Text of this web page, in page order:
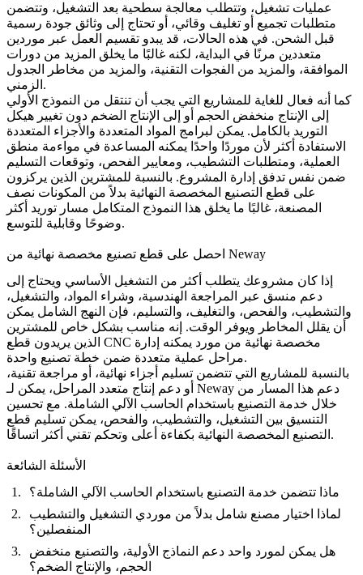
عمليات تشغيل، وتتطلب معالجة سطحية بعد التشغيل، وتتضمن
متطلبات تجميع أو تغليف وقائي، أو تحتاج إلى وثائق جودة رسمية
قبل الشحن. في هذه الحالات، قد يبدو تقسيم العمل عبر موردين
متعددين مرنًا في البداية، لكنه غالبًا ما يخلق المزيد من دورات
الموافقة، والمزيد من الفجوات التقنية، والمزيد من مخاطر الجدول
الزمني.
كما أنه فعال للغاية للمشاريع التي يجب أن تنتقل من النموذج الأولي
إلى الإنتاج منخفض الحجم أو إلى الإنتاج الضخم دون تغيير هيكل
التوريد بالكامل. يمكن لبرامج المواد المتعددة والأجزاء المتعددة
الاستفادة أكثر لأن موردًا واحدًا يمكنه المساعدة في مواءمة منطق
العملية، ومتطلبات التشطيب، ومعايير الفحص، وتوقعات التسليم
ضمن نفس تدفق إدارة المشروع. بالنسبة للمشترين الذين يركزون
على قطع التصنيع المخصصة النهائية بدلاً من المكونات نصف
المصنعة، غالبًا ما يخلق هذا النموذج المتكامل مسار توريد أكثر
وضوحًا وقابلية للتوسع.
احصل على قطع تصنيع مخصصة نهائية من Neway
إذا كان مشروعك يتطلب أكثر من التشغيل الأساسي ويحتاج إلى
دعم منسق عبر المراجعة الهندسية، وشراء المواد، والتشغيل،
والتشطيب، والفحص، والتغليف، والتسليم، فإن النهج الشامل يمكن
أن يقلل المخاطر ويوفر الوقت. إنه مناسب بشكل خاص للمشترين
الذين يريدون قطع CNC مخصصة نهائية من مورد يمكنه إدارة
مراحل عملية متعددة ضمن خطة تصنيع واحدة.
بالنسبة للمشاريع التي تتضمن تسليم أجزاء نهائية، أو مراجعة تقنية،
أو دعم إنتاج متعدد المراحل، يمكن لـ Neway دعم هذا المسار من
خلال خدمة التصنيع باستخدام الحاسب الآلي الشاملة. مع تحسين
التنسيق بين التشغيل، والتشطيب، والفحص، يمكن تسليم قطع
التصنيع المخصصة النهائية بكفاءة أعلى وتحكم تقني أكثر اتساقًا.
الأسئلة الشائعة
ماذا تتضمن خدمة التصنيع باستخدام الحاسب الآلي الشاملة؟
لماذا اختيار مصنع شامل بدلاً من موردي التشغيل والتشطيب
المنفصلين؟
هل يمكن لمورد واحد دعم النماذج الأولية، والتصنيع منخفض
الحجم، والإنتاج الضخم؟